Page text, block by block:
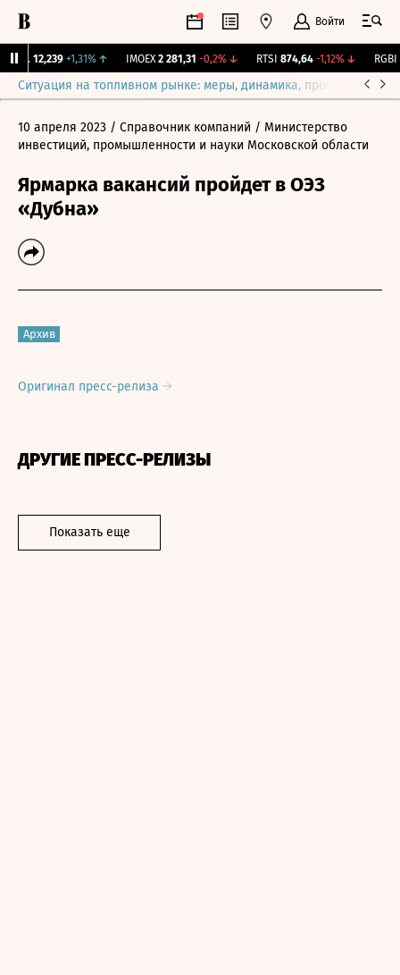
Войти
12,239 +1,31% ↑ IMOEX 2 281,31 -0,2%↓ RTSI 874,64 -1,12%↓ RGBI
Ситуация на топливном рынке: меры, динамика, прогнозы
10 апреля 2023 / Справочник компаний / Министерство
инвестиций, промышленности и науки Московской области
Ярмарка вакансий пройдет в ОЭЗ
«Дубна»
Архив
Оригинал пресс-релиза
ДРУГИЕ ПРЕСС-РЕЛИЗЫ
Показать еще